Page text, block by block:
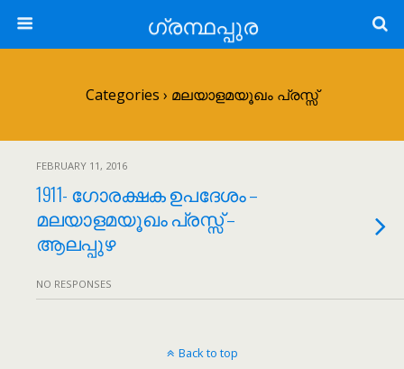
ഗ്രന്ഥപ്പുര
Categories › മലയാളമയൂഖം പ്രസ്സ്
FEBRUARY 11, 2016
1911- ഗോരക്ഷക ഉപദേശം –
മലയാളമയൂഖം പ്രസ്സ് –
ആലപ്പുഴ
NO RESPONSES
Back to top